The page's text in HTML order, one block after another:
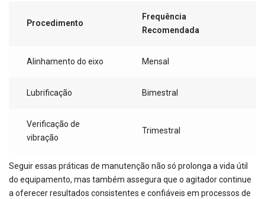
Procedimento
Frequência
Recomendada
Alinhamento do eixo Mensal
Lubrificação Bimestral
Verificação de
vibração
Trimestral
Seguir essas práticas de manutenção não só prolonga a vida útil
do equipamento, mas também assegura que o agitador continue
a oferecer resultados consistentes e confiáveis em processos de